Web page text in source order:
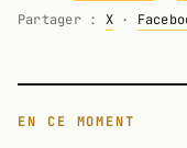
Partager : X·
EN CE MOMENT